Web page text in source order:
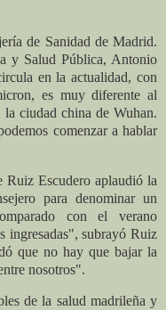
de Sanidad de Madrid.
y Salud Pública, Antonio
en la actualidad, con
es muy diferente al
ciudad china de Wuhan.
comenzar a hablar
Ruiz Escudero aplaudió la
para denominar un
con el verano
ingresadas", subrayó Ruiz
que no hay que bajar la
nosotros".
de la salud madrileña y